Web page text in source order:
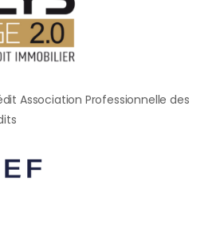
Association Professionnelle des